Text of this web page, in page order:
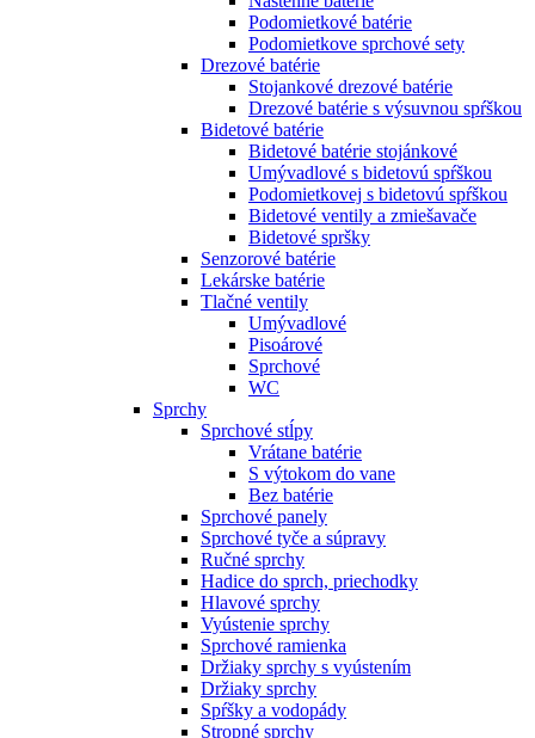
Podomietkové batérie
Podomietkove sprchové sety
Drezové batérie
Stojankové drezové batérie
Drezové batérie s výsuvnou spŕškou
Bidetové batérie
Bidetové batérie stojánkové
Umývadlové s bidetovú spŕškou
Podomietkovej s bidetovú spŕškou
Bidetové ventily a zmiešavače
Bidetové spršky
Senzorové batérie
Lekárske batérie
Tlačné ventily
Umývadlové
Pisoárové
Sprchové
WC
Sprchy
Sprchové stĺpy
Vrátane batérie
S výtokom do vane
Bez batérie
Sprchové panely
Sprchové tyče a súpravy
Ručné sprchy
Hadice do sprch, priechodky
Hlavové sprchy
Vyústenie sprchy
Sprchové ramienka
Držiaky sprchy s vyústením
Držiaky sprchy
Spŕšky a vodopády
Stropné sprchy